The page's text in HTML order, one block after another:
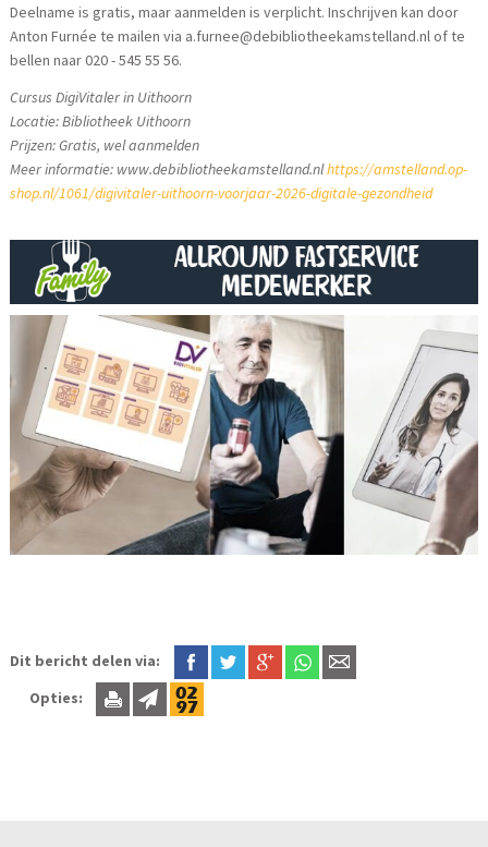
Deelname is gratis, maar aanmelden is verplicht. Inschrijven kan door
Anton Furnée te mailen via a.furnee@debibliotheekamstelland.nl of te
bellen naar 020 - 545 55 56.
Cursus DigiVitaler in Uithoorn
Locatie: Bibliotheek Uithoorn
Prijzen: Gratis, wel aanmelden
Meer informatie: www.debibliotheekamstelland.nlhttps://amstelland.op-
shop.nl/1061/digivitaler-uithoorn-voorjaar-2026-digitale-gezondheid
Dit bericht delen via:
Opties: